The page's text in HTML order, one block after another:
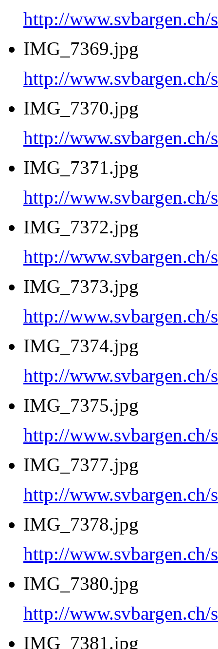
http://
IMG_7369.jpg
http://
IMG_7370.jpg
http://
IMG_7371.jpg
http://
IMG_7372.jpg
http://
IMG_7373.jpg
http://
IMG_7374.jpg
http://
IMG_7375.jpg
http://
IMG_7377.jpg
http://
IMG_7378.jpg
http://
IMG_7380.jpg
http://
IMG_7381.jpg